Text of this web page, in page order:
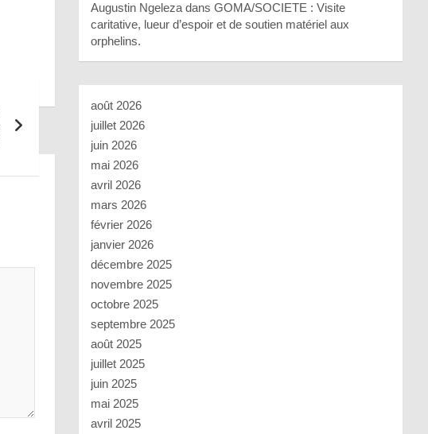
Augustin Ngeleza dansGOMA/SOCIETE : Visite
caritative, lueur d’espoir et de soutien matériel aux
orphelins.
août 2026
juillet 2026
juin 2026
mai 2026
avril 2026
mars 2026
février 2026
janvier 2026
décembre 2025
novembre 2025
octobre 2025
septembre 2025
août 2025
juillet 2025
juin 2025
mai 2025
avril 2025